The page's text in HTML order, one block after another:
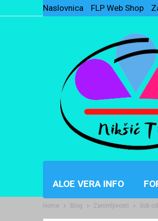
Naslovnica FLP Web Shop
ALOE VERA INFO
Home Blog Zanimljivosti Sok